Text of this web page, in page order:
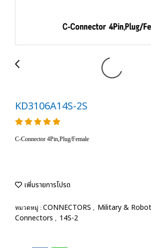
KD3106A14S-2S
C-Connector 4Pin,Plug/Female
เพิ่มรายการโปรด
หมวดหมู่ : CONNECTORS , Military &
Connectors , 14S-2